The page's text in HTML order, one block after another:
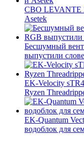
СВО LEVANTE
Asetek
Бесшумный
выпустили
EK-Velocity
Ryzen
EK-Quantum
водоблок для